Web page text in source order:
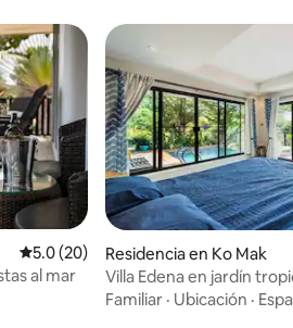
huéspedes
Calificación promedio: 5.0 de 5; 20
5.0 (20)
al mar
Residencia en Ko Mak
Villa Edena en jardín
privada
Familiar · Ubicación ·